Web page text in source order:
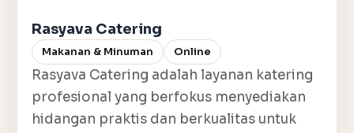
Rasyava Catering
Makanan & Minuman Online
Rasyava Catering adalah layanan katering
profesional yang berfokus menyediakan
hidangan praktis dan berkualitas untuk